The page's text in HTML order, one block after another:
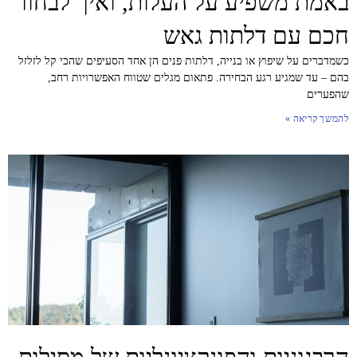
חכם עם דלתות גאש
כשמדברים על שיפוץ או בנייה, דלתות פנים הן אחד הסעיפים שהכי קל לזלזל
בהם – עד שמגיע רגע הבחירה. פתאום מגלים שטווח האפשרויות רחב,
שהפערים
להמשך קריאה »